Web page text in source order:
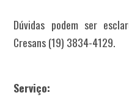
Dúvidas podem ser
Cresans (19) 3834-4129.
Serviço: